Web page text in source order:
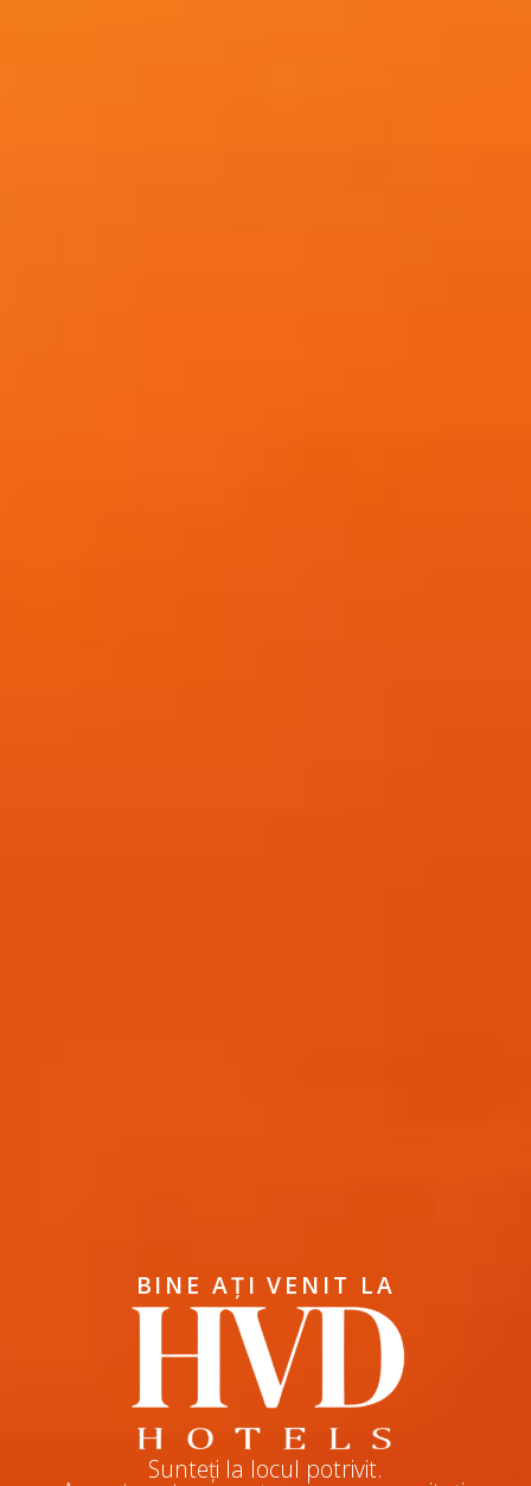
BINE AȚI VENIT LA
Sunteți la locul potrivit.